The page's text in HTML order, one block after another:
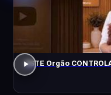
ESTE Orgão